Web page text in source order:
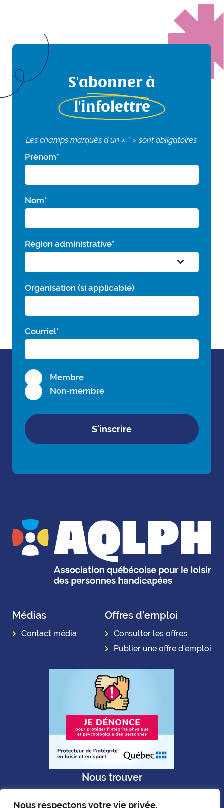
Nous respectons votre vie privée.
S'abonner à
l'infolettre
Les champs marqués d'un « * » sont obligatoires.
Prénom*
Nom*
Région administrative*
Organisation (si applicable)
Courriel*
Membre
Non-membre
S'inscrire
Médias
Contact média
Offres d’emploi
Consulter les offres
Publier une offre d’emploi
Nous trouver